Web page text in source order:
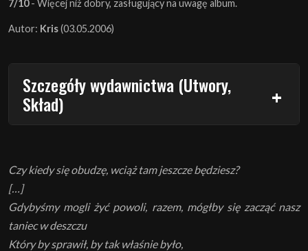
7/10- Więcej niż dobry, zasługujący na uwagę album.
Autor: Kris(03.05.2006)
Szczegóły wydawnictwa (Utwory,
Skład)
Czy kiedy się obudzę, wciąż tam jeszcze będziesz?
[…]
Gdybyśmy mogli żyć powoli, razem, mógłby się zacząć nasz
taniec w deszczu
Który by sprawił, by tak właśnie było,